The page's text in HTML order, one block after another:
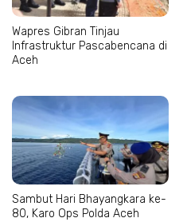
Wapres Gibran Tinjau
Infrastruktur Pascabencana di
Aceh
Sambut Hari Bhayangkara ke-
80, Karo Ops Polda Aceh